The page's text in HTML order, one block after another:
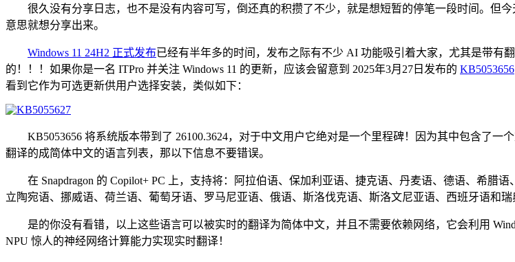
很久没有分享日志，也不是没有内容可写，倒还真的积攒了不少，就是想短暂的停笔一段时间。但
意思就想分享出来。
Windows 11 24H2 正式发布已经有半年多的时间，发布之际有不少 AI 功能吸引着大家，尤其是带有
的！！！如果你是一名 ITPro 并关注 Windows 11 的更新，应该会留意到 2025年3月27日发布的 KB5053656
看到它作为可选更新供用户选择安装，类似如下：
KB5053656 将系统版本带到了 26100.3624，对于中文用户它绝对是一个里程碑！因为其中包含了一
翻译的成简体中文的语言列表，那以下信息不要错误。
在 Snapdragon 的 Copilot+ PC 上，支持将：阿拉伯语、保加利亚语、捷克语、丹麦语、德语、希腊
立陶宛语、挪威语、荷兰语、葡萄牙语、罗马尼亚语、俄语、斯洛伐克语、斯洛文尼亚语、西班牙语和瑞
是的你没有看错，以上这些语言可以被实时的翻译为简体中文，并且不需要依赖网络，它会利用
NPU 惊人的神经网络计算能力实现实时翻译！